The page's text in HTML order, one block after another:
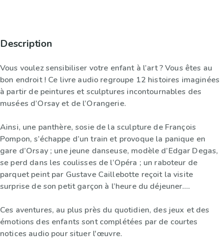
Description
Vous voulez sensibiliser votre enfant à l’art ? Vous êtes au
bon endroit ! Ce livre audio regroupe 12 histoires imaginées
à partir de peintures et sculptures incontournables des
musées d’Orsay et de l’Orangerie.
Ainsi, une panthère, sosie de la sculpture de François
Pompon, s’échappe d’un train et provoque la panique en
gare d’Orsay ; une jeune danseuse, modèle d’Edgar Degas,
se perd dans les coulisses de l’Opéra ; un raboteur de
parquet peint par Gustave Caillebotte reçoit la visite
surprise de son petit garçon à l’heure du déjeuner….
Ces aventures, au plus près du quotidien, des jeux et des
émotions des enfants sont complétées par de courtes
notices audio pour situer l'œuvre.